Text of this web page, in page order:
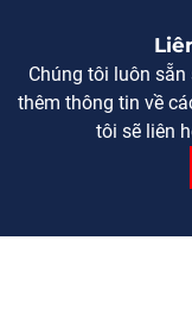
Chúng tôi luôn
thêm thông tin về
tôi sẽ liên